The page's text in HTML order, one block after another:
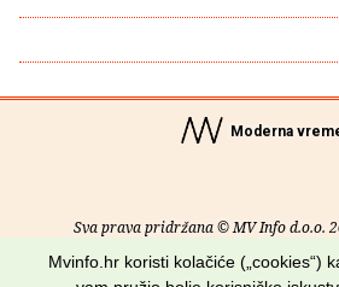
Moderna
Sva prava pridržana © MV Info d.o.o.
O nama• Pomoć• Uvjeti
Mvinfo.hr koristi kolačiće („cookies“)